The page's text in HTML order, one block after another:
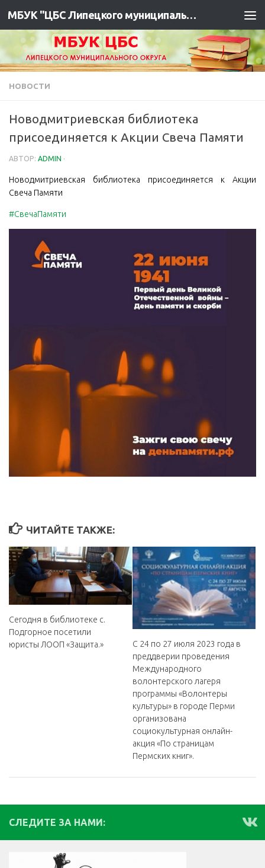
МБУК "ЦБС Липецкого муниципального района"
НОВОСТИ
Новодмитриевская библиотека
присоединяется к Акции Свеча Памяти
АВТОР: ADMIN ·
Новодмитриевская библиотека присоединяется к Акции
Свеча Памяти
#СвечаПамяти
ЧИТАЙТЕ ТАКЖЕ:
Сегодня в библиотеке с.
Подгорное посетили
юристы ЛООП «Защита.»
С 24 по 27 июля 2023 года в
преддверии проведения
Международного
волонтерского лагеря
программы «Волонтеры
культуры» в городе Перми
организована
социокультурная онлайн-
акция «По страницам
Пермских книг».
СЛЕДИТЕ ЗА НАМИ: